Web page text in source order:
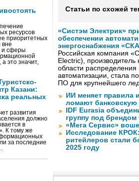
ресурсов
приоритетных
вне
и сферы
это значит,
Казани:
реальных
развития
должно
в
К тому же
за последние
Статьи по схожей
«Систэм Электрик»
обеспечении
энергоснабжения
Российская компания
Electric),
области распределения
автоматизации, стала
ПО для крупнейшего
ИИ меняет правила
ломают
IDF Eurasia
группу под
«Мега Сервис»
Исследование
ритейлеров стали
2025 году